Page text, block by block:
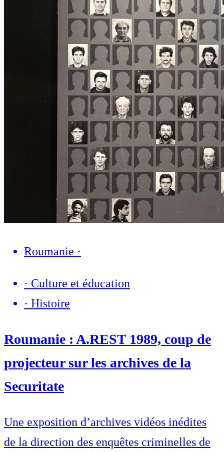
Roumanie ·
· Culture et éducation
· Histoire
Roumanie : A.REST 1989, coup de
projecteur sur les archives de la
Securitate
Une exposition d’archives vidéos inédites
de la direction des enquêtes criminelles de